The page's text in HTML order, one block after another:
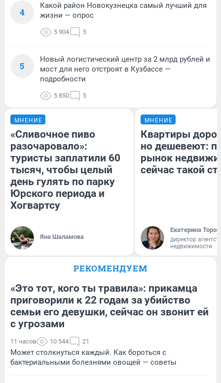
4
Какой район Новокузнецка самый лучший для
жизни — опрос
5 904 5
5
Новый логистический центр за 2 млрд рублей и
мост для него отстроят в Кузбассе —
подробности
5 850 5
МНЕНИЕ
«Сливочное пиво
разочаровало»:
туристы заплатили 60
тысяч, чтобы целый
день гулять по парку
Юрского периода и
Хогвартсу
Яна Шаламова
МНЕНИЕ
Квартиры
но дешевеют:
рынок
сейчас такой
Екатерина
директор
недвижимости
РЕКОМЕНДУЕМ
«Это тот, кого ты травила»: прикамца
приговорили к 22 годам за убийство
семьи его девушки, сейчас он звонит ей
с угрозами
11 часов 10 544 21
Может столкнуться каждый. Как бороться с
бактериальными болезнями овощей — советы